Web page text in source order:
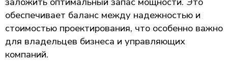
обеспечивает баланс между надежностью и
стоимостью проектирования, что особенно важно
для владельцев бизнеса и управляющих
компаний.